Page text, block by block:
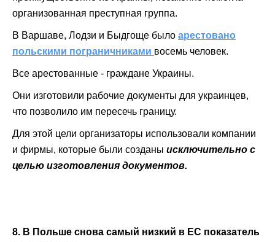
организованная преступная группа.
В Варшаве, Лодзи и Быдгоще было арестовано
польскими пограничниками восемь человек.
Все арестованные - граждане Украины.
Они изготовили рабочие документы для украинцев,
что позволило им пересечь границу.
Для этой цели организаторы использовали компании
и фирмы, которые были созданы исключительно с
целью изготовления документов.
8. В Польше снова самый низкий в ЕС показатель